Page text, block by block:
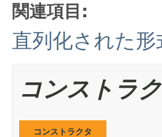
関連項目:
直列化された形
コンストラ
コンストラクタ